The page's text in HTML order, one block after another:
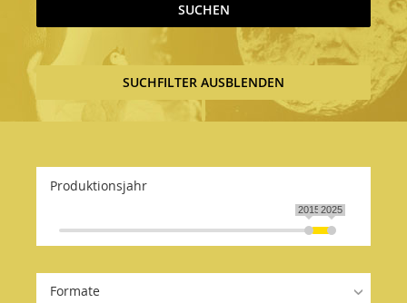
SUCHEN
SUCHFILTER AUSBLENDEN
Produktionsjahr
2015 2025
Formate